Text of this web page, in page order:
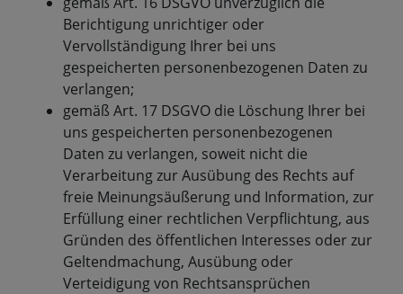
Berichtigung unrichtiger oder
Vervollständigung Ihrer bei uns
gespeicherten personenbezogenen Daten zu
verlangen;
gemäß Art. 17 DSGVO die Löschung Ihrer bei
uns gespeicherten personenbezogenen
Daten zu verlangen, soweit nicht die
Verarbeitung zur Ausübung des Rechts auf
freie Meinungsäußerung und Information, zur
Erfüllung einer rechtlichen Verpflichtung, aus
Gründen des öffentlichen Interesses oder zur
Geltendmachung, Ausübung oder
Verteidigung von Rechtsansprüchen